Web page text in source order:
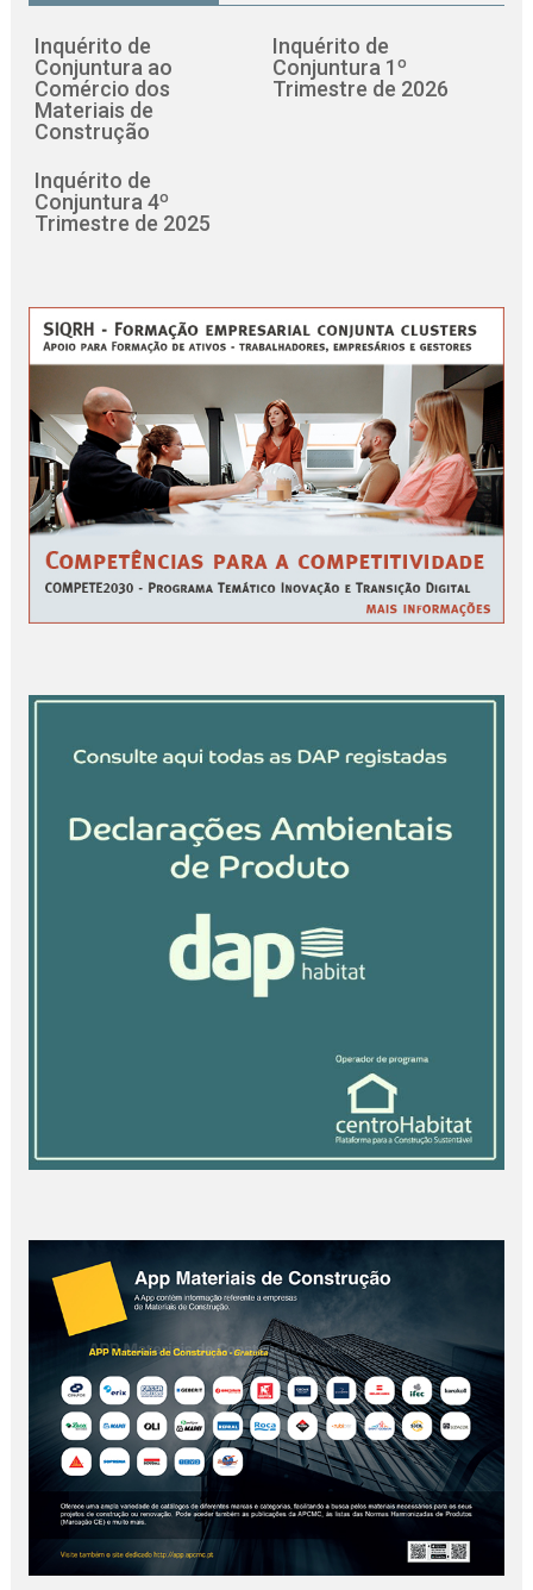
Inquérito de
Conjuntura ao
Comércio dos
Materiais de
Construção
Inquérito de
Conjuntura 1º
Trimestre de 2026
Inquérito de
Conjuntura 4º
Trimestre de 2025